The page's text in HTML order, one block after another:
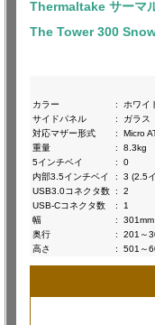
Thermaltake サーマ
The Tower 300
カラー
:
ホワイ
サイドパネル
:
ガラス
対応マザー形式
:
Micro
重量
:
8.3kg
5インチベイ
:
0
内部3.5インチベイ
:
3 (2.5
USB3.0コネクタ数 :
2
USB-Cコネクタ数
:
1
幅
:
301mm
奥行
:
201～
高さ
: 501～